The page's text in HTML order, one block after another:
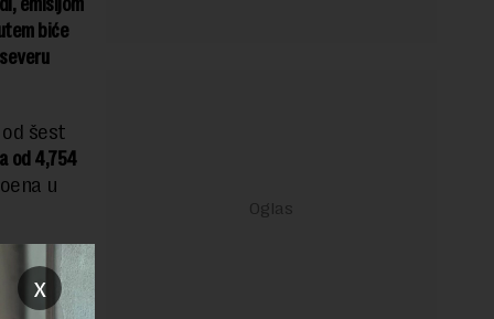
emisijom
biće
šest
od 4,754
u
bila
x